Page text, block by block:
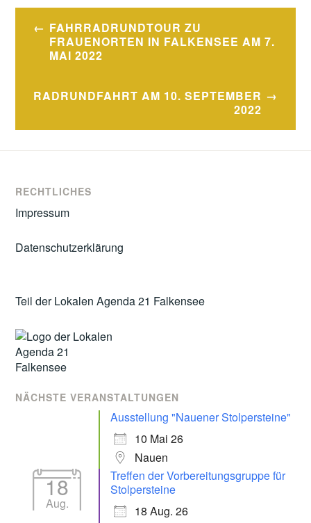
Beitragsnavigation
FAHRRADRUNDTOUR ZU
FRAUENORTEN IN FALKENSEE AM 7.
MAI 2022
RADRUNDFAHRT AM 10. SEPTEMBER
2022
RECHTLICHES
Impressum
Datenschutzerklärung
Teil der Lokalen Agenda 21 Falkensee
NÄCHSTE VERANSTALTUNGEN
Ausstellung "Nauener Stolpersteine"
10 Mai 26
Nauen
18
Aug.
Treffen der Vorbereitungsgruppe für
Stolpersteine
18 Aug. 26